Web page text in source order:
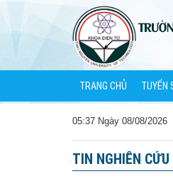
TRANG CHỦ TUYỂN
05:37 Ngày 08/08/2026
TIN NGHIÊN